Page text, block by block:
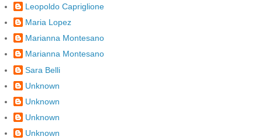
Leopoldo Capriglione
Maria Lopez
Marianna Montesano
Marianna Montesano
Sara Belli
Unknown
Unknown
Unknown
Unknown